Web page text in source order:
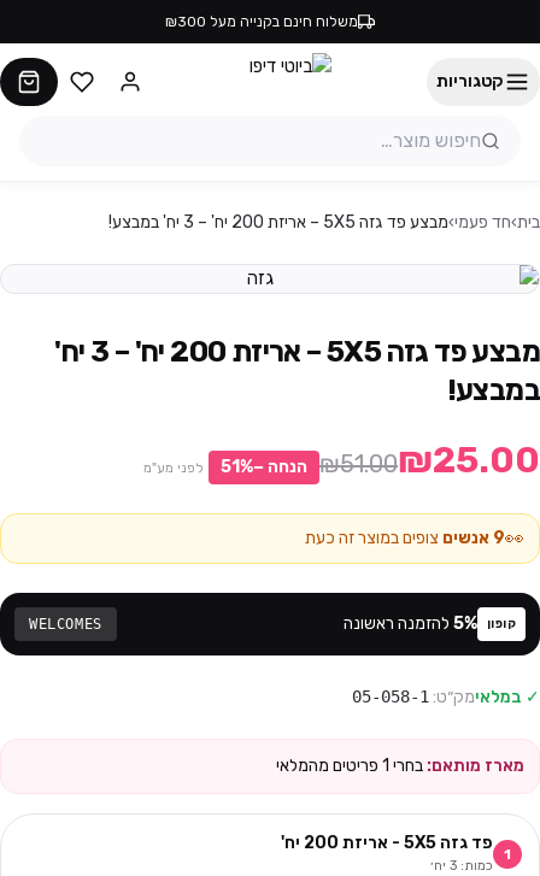
משלוח חינם בקנייה מעל ₪300
קטגוריות
בית›חד פעמי›מבצע פד גזה 5X5 – אריזת 200 יח' – 3 יח' במבצע!
מבצע פד גזה 5X5 – אריזת 200 יח' – 3 יח'
במבצע!
₪25.00
₪51.00 הנחה − 51% לפני מע"מ
👀
9 אנשים צופים במוצר זה כעת
קופון 5% להזמנה ראשונה WELCOMES
✓ במלאימק״ט: 05-058-1
מארז מותאם: בחרי 1 פריטים מהמלאי
1
פד גזה 5X5 - אריזת 200 יח'
כמות: 3 יח׳